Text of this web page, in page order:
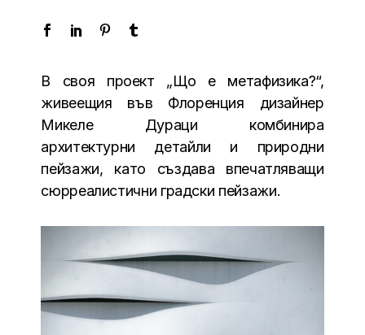
В своя проект „Що е метафизика?“,
живеещия във Флоренция дизайнер
Микеле Дураци комбинира
архитектурни детайли и природни
пейзажи, като създава впечатляващи
сюрреалистични градски пейзажи.